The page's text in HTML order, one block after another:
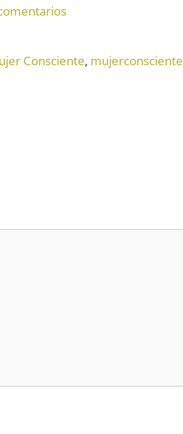
Consciente, mujerconsciente